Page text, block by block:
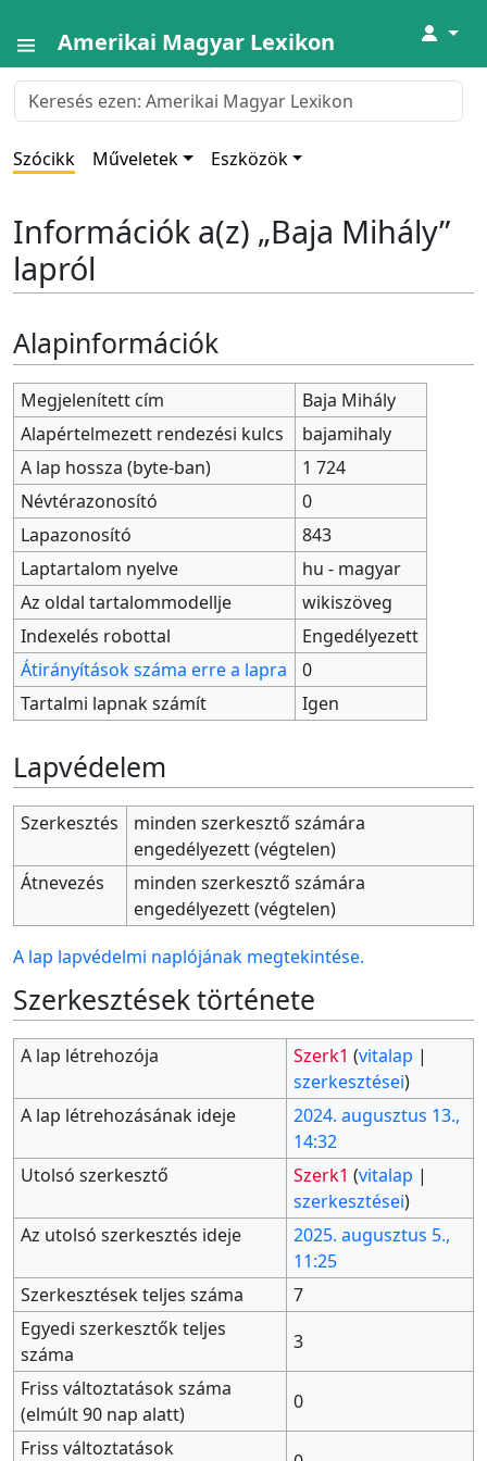
Amerikai Magyar Lexikon ↓
Szócikk Műveletek Eszközök
Információk a(z) „Baja Mihály”
lapról
Alapinformációk
Megjelenített cím
Baja Mihály
Alapértelmezett rendezési kulcs
bajamihaly
A lap hossza (byte-ban)
1 724
Névtérazonosító
0
Lapazonosító
843
Laptartalom nyelve
hu - magyar
Az oldal tartalommodellje
wikiszöveg
Indexelés robottal
Engedélyezett
Átirányítások száma erre a lapra
0
Tartalmi lapnak számít
Igen
Lapvédelem
Szerkesztés
minden szerkesztő számára
engedélyezett (végtelen)
Átnevezés
minden szerkesztő számára
engedélyezett (végtelen)
A lap lapvédelmi naplójának megtekintése.
Szerkesztések története
A lap létrehozója Szerk1 (vitalap |
szerkesztései)
A lap létrehozásának ideje
2024. augusztus 13.,
14:32
Utolsó szerkesztő
Szerk1 (vitalap |
szerkesztései)
Az utolsó szerkesztés ideje
2025. augusztus 5.,
11:25
Szerkesztések teljes száma
7
Egyedi szerkesztők teljes
száma
3
Friss változtatások száma
(elmúlt 90 nap alatt)
0
Friss változtatások